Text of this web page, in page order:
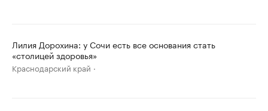
Лилия Дорохина: у Сочи есть все основания стать
«столицей здоровья»
Краснодарский край